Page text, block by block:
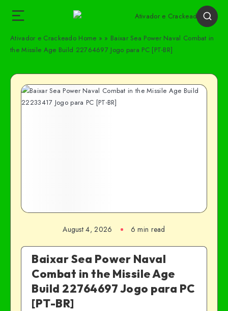
Ativador e Crackeado Home » » Baixar Sea Power Naval Combat in
the Missile Age Build 22764697 Jogo para PC [PT-BR]
August 4, 2026 6 min read
Baixar Sea Power Naval
Combat in the Missile Age
Build 22764697 Jogo para PC
[PT-BR]